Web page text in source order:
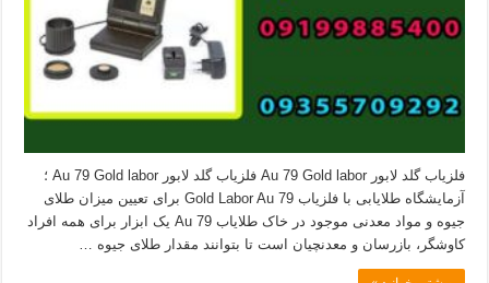
فلزیاب گلد لابور Au 79 Gold labor فلزیاب گلد لابور Au 79 Gold labor ؛
آزمایشگاه طلایابی با فلزیاب Gold Labor Au 79 برای تعیین میزان طلای
جیوه و مواد معدنی موجود در خاک طلایاب Au 79 یک ابزار برای همه افراد
کاوشگر، بازرسان و معدنچیان است تا بتوانند مقدار طلای جیوه …